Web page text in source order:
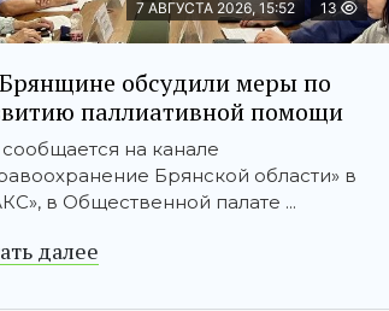
7 АВГУСТА 2026, 15:52 13
обсудили меры по
паллиативной помощи
на канале
Брянской области» в
в Общественной палате ...
далее